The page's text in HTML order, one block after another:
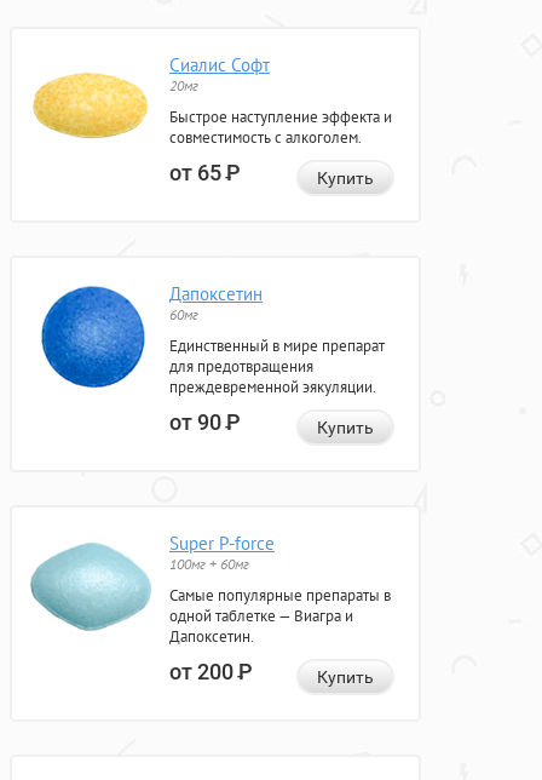
Сиалис Софт
20мг
Быстрое наступление эффекта и
совместимость с алкоголем.
от 65Р Купить
Дапоксетин
60мг
Единственный в мире препарат
для предотвращения
преждевременной эякуляции.
от 90Р Купить
Super P-force
100мг + 60мг
Самые популярные препараты в
одной таблетке — Виагра и
Дапоксетин.
от 200Р Купить